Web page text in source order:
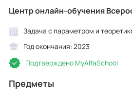
Центр онлайн-обучения
Задача с параметром и
Год окончания: 2023
Подтверждено MyAlfaSchool
Предметы